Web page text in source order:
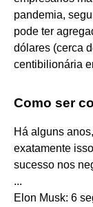
pandemia,
pode ter
dólares (cerca
centibilionária
Como ser
Há alguns
exatamente
sucesso nos
...
Elon Musk: 6